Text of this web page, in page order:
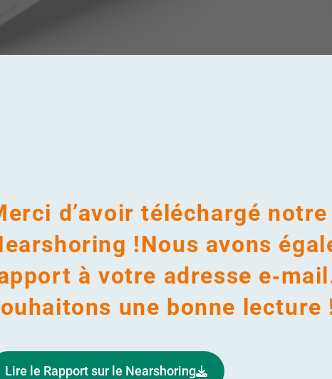
d’avoir téléchargé
!Nous avons
à votre adresse
une bonne lecture
Lire le Rapport sur le Nearshoring